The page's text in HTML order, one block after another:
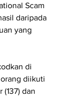
Scam
daripada
yang
di
diikuti
(137) dan